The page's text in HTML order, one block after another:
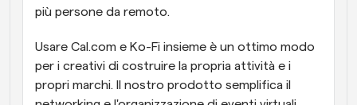
più persone da remoto.
Usare Cal.com e Ko-Fi insieme è un ottimo modo
per i creativi di costruire la propria attività e i
propri marchi. Il nostro prodotto semplifica il